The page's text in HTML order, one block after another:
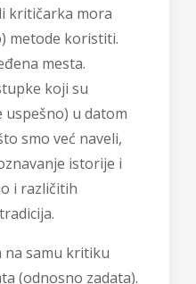
kritičarka mora
metode koristiti.
mesta.
koji su
uspešno) u datom
smo već naveli,
istorije i
i različitih
na samu kritiku
(odnosno zadata).